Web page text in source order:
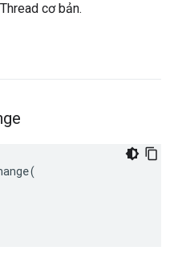
cơ bản.